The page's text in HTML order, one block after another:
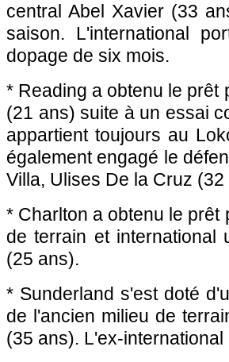
central Abel Xavier (33
saison. L'international
dopage de six mois.
* Reading a obtenu le prêt
(21 ans) suite à un essai
appartient toujours au
également engagé le
Villa, Ulises De la Cruz
* Charlton a obtenu le prêt
de terrain et international
(25 ans).
* Sunderland s'est doté
de l'ancien milieu de
(35 ans). L'ex-